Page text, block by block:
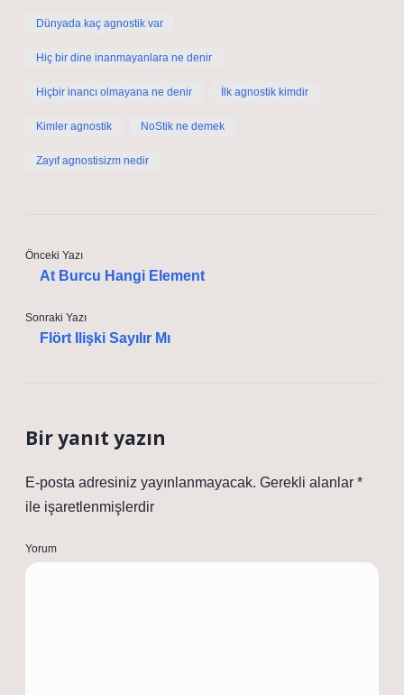
Dünyada kaç agnostik var
Hiç bir dine inanmayanlara ne denir
Hiçbir inancı olmayana ne denir İlk agnostik kimdir
Kimler agnostik NoStik ne demek
Zayıf agnostisizm nedir
Önceki Yazı
At Burcu Hangi Element
Sonraki Yazı
Flört Ilişki Sayılır Mı
Bir yanıt yazın
E-posta adresiniz yayınlanmayacak. Gerekli alanlar *
ile işaretlenmişlerdir
Yorum